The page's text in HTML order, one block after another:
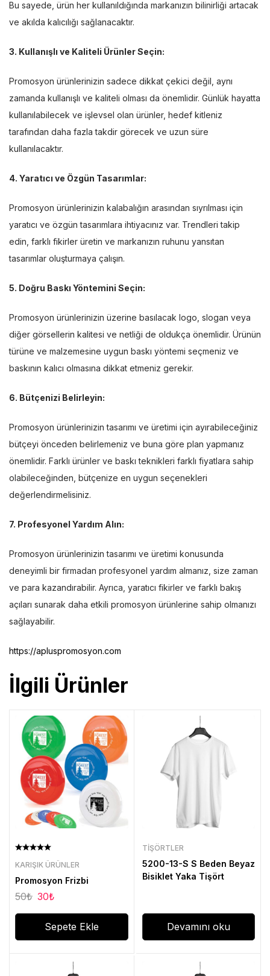
Bu sayede, ürün her kullanıldığında markanızın bilinirliği artacak
ve akılda kalıcılığı sağlanacaktır.
3. Kullanışlı ve Kaliteli Ürünler Seçin:
Promosyon ürünlerinizin sadece dikkat çekici değil, aynı
zamanda kullanışlı ve kaliteli olması da önemlidir. Günlük hayatta
kullanılabilecek ve işlevsel olan ürünler, hedef kitleniz
tarafından daha fazla takdir görecek ve uzun süre
kullanılacaktır.
4. Yaratıcı ve Özgün Tasarımlar:
Promosyon ürünlerinizin kalabalığın arasından sıyrılması için
yaratıcı ve özgün tasarımlara ihtiyacınız var. Trendleri takip
edin, farklı fikirler üretin ve markanızın ruhunu yansıtan
tasarımlar oluşturmaya çalışın.
5. Doğru Baskı Yöntemini Seçin:
Promosyon ürünlerinizin üzerine basılacak logo, slogan veya
diğer görsellerin kalitesi ve netliği de oldukça önemlidir. Ürünün
türüne ve malzemesine uygun baskı yöntemi seçmeniz ve
baskının kalıcı olmasına dikkat etmeniz gerekir.
6. Bütçenizi Belirleyin:
Promosyon ürünlerinizin tasarımı ve üretimi için ayırabileceğiniz
bütçeyi önceden belirlemeniz ve buna göre plan yapmanız
önemlidir. Farklı ürünler ve baskı teknikleri farklı fiyatlara sahip
olabileceğinden, bütçenize en uygun seçenekleri
değerlendirmelisiniz.
7. Profesyonel Yardım Alın:
Promosyon ürünlerinizin tasarımı ve üretimi konusunda
deneyimli bir firmadan profesyonel yardım almanız, size zaman
ve para kazandırabilir. Ayrıca, yaratıcı fikirler ve farklı bakış
açıları sunarak daha etkili promosyon ürünlerine sahip olmanızı
sağlayabilir.
https://apluspromosyon.com
İlgili Ürünler
KARIŞIK ÜRÜNLER
Promosyon Frizbi
50₺ 30₺
Sepete Ekle
TIŞÖRTLER
5200-13-S S Beden Beyaz
Bisiklet Yaka Tişört
Devamını oku